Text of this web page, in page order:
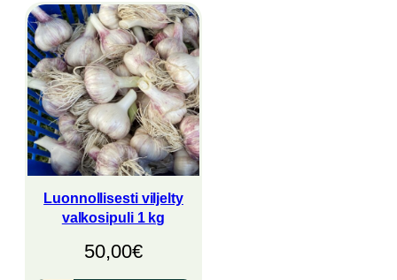
Luonnollisesti viljelty
valkosipuli 1 kg
50,00€